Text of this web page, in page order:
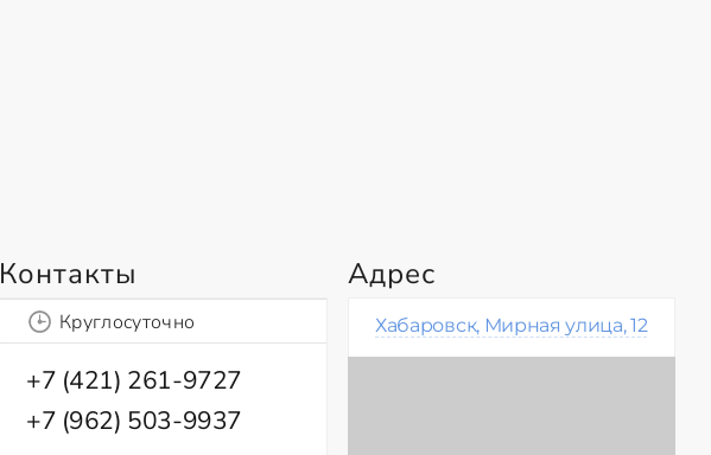
Контакты
Круглосуточно
+7 (421) 261-9727
+7 (962) 503-9937
Адрес
Хабаровск, Мирная улица, 12